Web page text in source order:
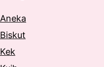
Aneka
Biskut
Kek